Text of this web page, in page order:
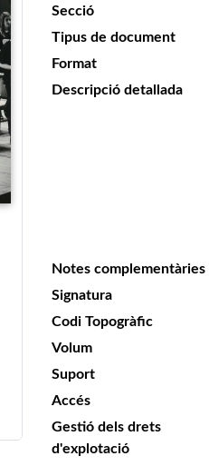
Secció
Tipus de document
Format
Descripció detallada
Notes complementàries
Signatura
Codi Topogràfic
Volum
Suport
Accés
Gestió dels drets
d'explotació